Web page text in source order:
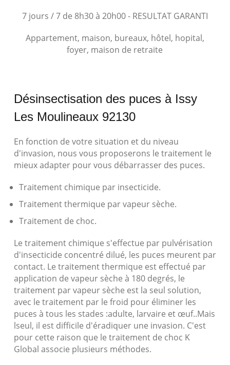
7 jours / 7 de 8h30 à 20h00 - RESULTAT GARANTI
Appartement, maison, bureaux, hôtel, hopital,
foyer, maison de retraite
Désinsectisation des puces à Issy
Les Moulineaux 92130
En fonction de votre situation et du niveau
d'invasion, nous vous proposerons le traitement le
mieux adapter pour vous débarrasser des puces.
Traitement chimique par insecticide.
Traitement thermique par vapeur sèche.
Traitement de choc.
Le traitement chimique s'effectue par pulvérisation
d'insecticide concentré dilué, les puces meurent par
contact. Le traitement thermique est effectué par
application de vapeur sèche à 180 degrés, le
traitement par vapeur sèche est la seul solution,
avec le traitement par le froid pour éliminer les
puces à tous les stades :adulte, larvaire et œuf..Mais
lseul, il est difficile d'éradiquer une invasion. C'est
pour cette raison que le traitement de choc K
Global associe plusieurs méthodes.